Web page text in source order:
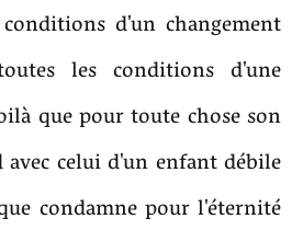
d'un changement
les conditions d'une
que pour toute chose son
celui d'un enfant débile
condamne pour l'éternité